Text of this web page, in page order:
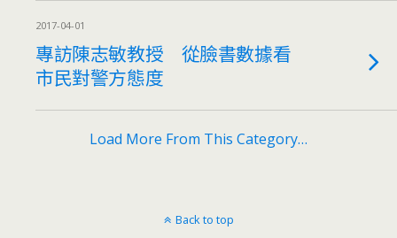
2017-04-01
專訪陳志敏教授 從臉書數據看
市民對警方態度
Load More From This Category…
Back to top